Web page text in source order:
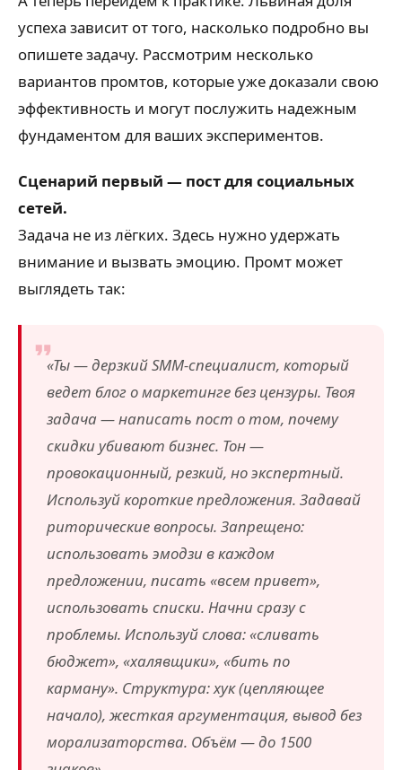
успеха зависит от того, насколько подробно вы
опишете задачу. Рассмотрим несколько
вариантов промтов, которые уже доказали свою
эффективность и могут послужить надежным
фундаментом для ваших экспериментов.
Сценарий первый — пост для социальных
сетей.
Задача не из лёгких. Здесь нужно удержать
внимание и вызвать эмоцию. Промт может
выглядеть так:
«Ты — дерзкий SMM-специалист, который
ведет блог о маркетинге без цензуры. Твоя
задача — написать пост о том, почему
скидки убивают бизнес. Тон —
провокационный, резкий, но экспертный.
Используй короткие предложения. Задавай
риторические вопросы. Запрещено:
использовать эмодзи в каждом
предложении, писать «всем привет»,
использовать списки. Начни сразу с
проблемы. Используй слова: «сливать
бюджет», «халявщики», «бить по
карману». Структура: хук (цепляющее
начало), жесткая аргументация, вывод без
морализаторства. Объём — до 1500